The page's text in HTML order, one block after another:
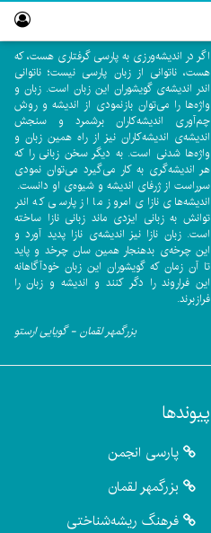
اگر در اندیشه‌ورزی به پارسی گرفتاری هست، که
هست، ناتوانی از زبان پارسی نیست؛ ناتوانی
اندر اندیشه‌ی گویشوران این زبان است. زبان و
واژه‌ها را می‌توان بازنمودی از اندیشه و روش
چم‌آوری اندیشه‌کاران برشمرد و سنجش
اندیشه‌ی اندیشه‌کاران نیز از راه همین زبان و
واژه‌ها شدنی است. به دیگر سخن زبانی را که
هر اندیشه‌گری به کار می‌گیرد می‌توان نمودی
سرراست از ژرفای اندیشه و شیوه‌ی او دانست.
اندیشه‌های نازای امروز ما از پارسی که اندر
توانش به زبانی ایزدی ماند زبانی نازا ساخته
است. زبان نازا نیز اندیشه‌ی نازا پدید آورد و
این چرخه‌ی بدهنجار همین سان چرخد و پاید
تا آن زمان که گویشوران این زبان خودآگاهانه
این فراروند را دگر کنند و اندیشه و زبان را
فرازبرند.
بزرگمهر لقمان - گویایی ارستو
پیوندها
پارسی انجمن
بزرگمهر لقمان
فرهنگ ریشه‌شناختی